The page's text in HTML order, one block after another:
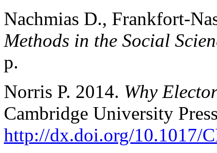
Nachmias D., Frankfort-
Methods in the Social
p.
Norris P. 2014. Why
Cambridge University
http://dx.doi.org/10.1017/